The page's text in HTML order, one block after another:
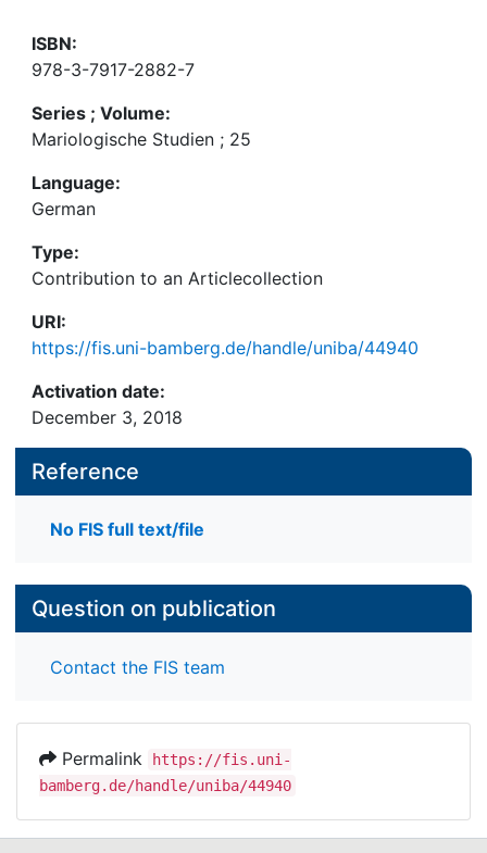
ISBN:
978-3-7917-2882-7
Series ; Volume:
Mariologische Studien ; 25
Language:
German
Type:
Contribution to an Articlecollection
URI:
https://fis.uni-bamberg.de/handle/uniba/44940
Activation date:
December 3, 2018
Reference
No FIS full text/file
Question on publication
Contact the FIS team
Permalink
https://fis.uni-
bamberg.de/handle/uniba/44940